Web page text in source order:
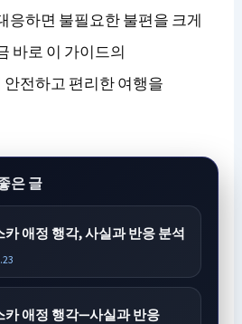
응하면 불필요한 불편을 크게
바로 이 가이드의
전하고 편리한 여행을
은 글
애정 행각, 사실과 반응 분석
카 애정 행각—사실과 반응